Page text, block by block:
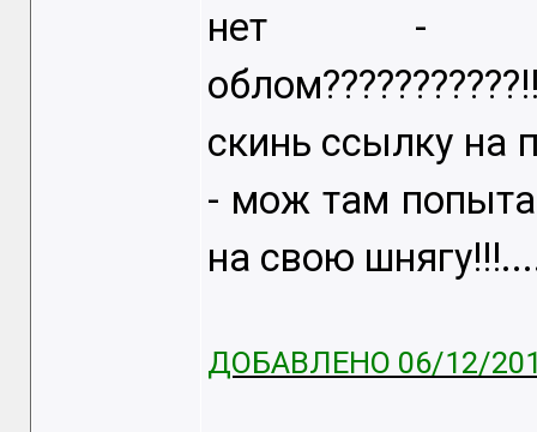
нет -
скинь ссылку на
- мож там
на свою
ДОБАВЛЕНО 06/12/